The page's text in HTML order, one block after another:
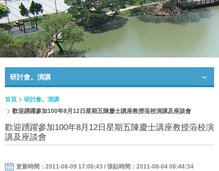
研討會。演講
首頁
研討會。演講
歡迎踴躍參加100年8月12日星期五陳慶士講座教授蒞校演講及座談會
歡迎踴躍參加100年8月12日星期五陳慶士講座教授蒞校演
講及座談會
更新時間：2011-08-09 17:06:43 / 張貼時間：2011-08-04 08:44:34